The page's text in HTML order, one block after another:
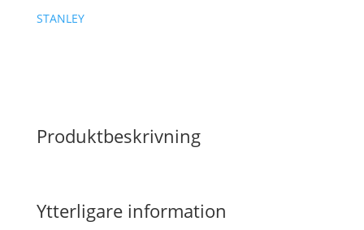
STANLEY
Produktbeskrivning
Ytterligare information